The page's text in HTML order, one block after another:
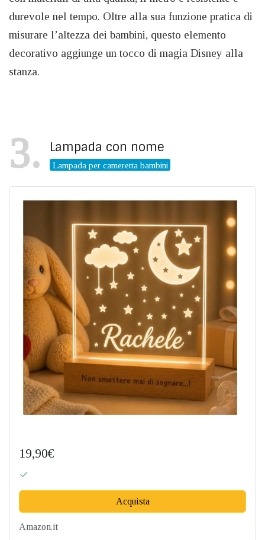
durevole nel tempo. Oltre alla sua funzione pratica di
misurare l’altezza dei bambini, questo elemento
decorativo aggiunge un tocco di magia Disney alla
stanza.
3 Lampada con nome
Lampada per cameretta bambini
19,90€
Acquista
Amazon.it